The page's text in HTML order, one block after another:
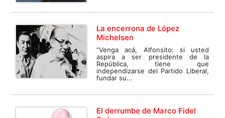
La encerrona de López
Michelsen
“Venga acá, Alfonsito: si usted
aspira a ser presidente de la
República, tiene que
independizarse del Partido Liberal,
fundar su...
El derrumbe de Marco Fidel